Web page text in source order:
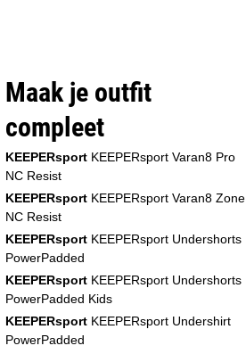
Maak je outfit
compleet
KEEPERsport KEEPERsport Varan8 Pro
NC Resist
KEEPERsport KEEPERsport Varan8 Zone
NC Resist
KEEPERsport KEEPERsport Undershorts
PowerPadded
KEEPERsport KEEPERsport Undershorts
PowerPadded Kids
KEEPERsport KEEPERsport Undershirt
PowerPadded